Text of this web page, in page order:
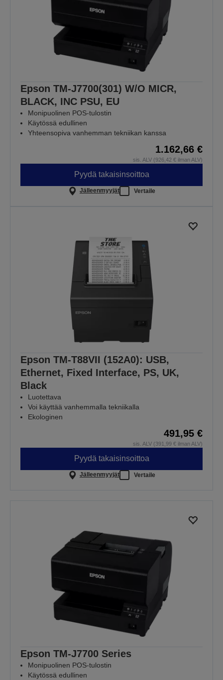
Epson TM-J7700(301) W/O MICR,
BLACK, INC PSU, EU
Monipuolinen POS-tulostin
Käytössä edullinen
Yhteensopiva vanhemman tekniikan kanssa
1.162,66 €
sis. ALV (926,42 € ilman ALV)
Pyydä takaisinsoittoa
Jälleenmyyjät Vertaile
Epson TM-T88VII (152A0): USB,
Ethernet, Fixed Interface, PS, UK,
Black
Luotettava
Voi käyttää vanhemmalla tekniikalla
Ekologinen
491,95 €
sis. ALV (391,99 € ilman ALV)
Pyydä takaisinsoittoa
Jälleenmyyjät Vertaile
Epson TM-J7700 Series
Monipuolinen POS-tulostin
Käytössä edullinen